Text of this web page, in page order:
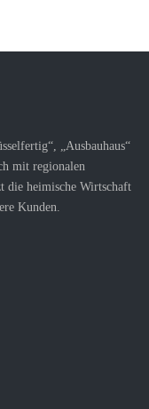
„Ausbauhaus“
mit regionalen
die heimische Wirtschaft
Kunden.